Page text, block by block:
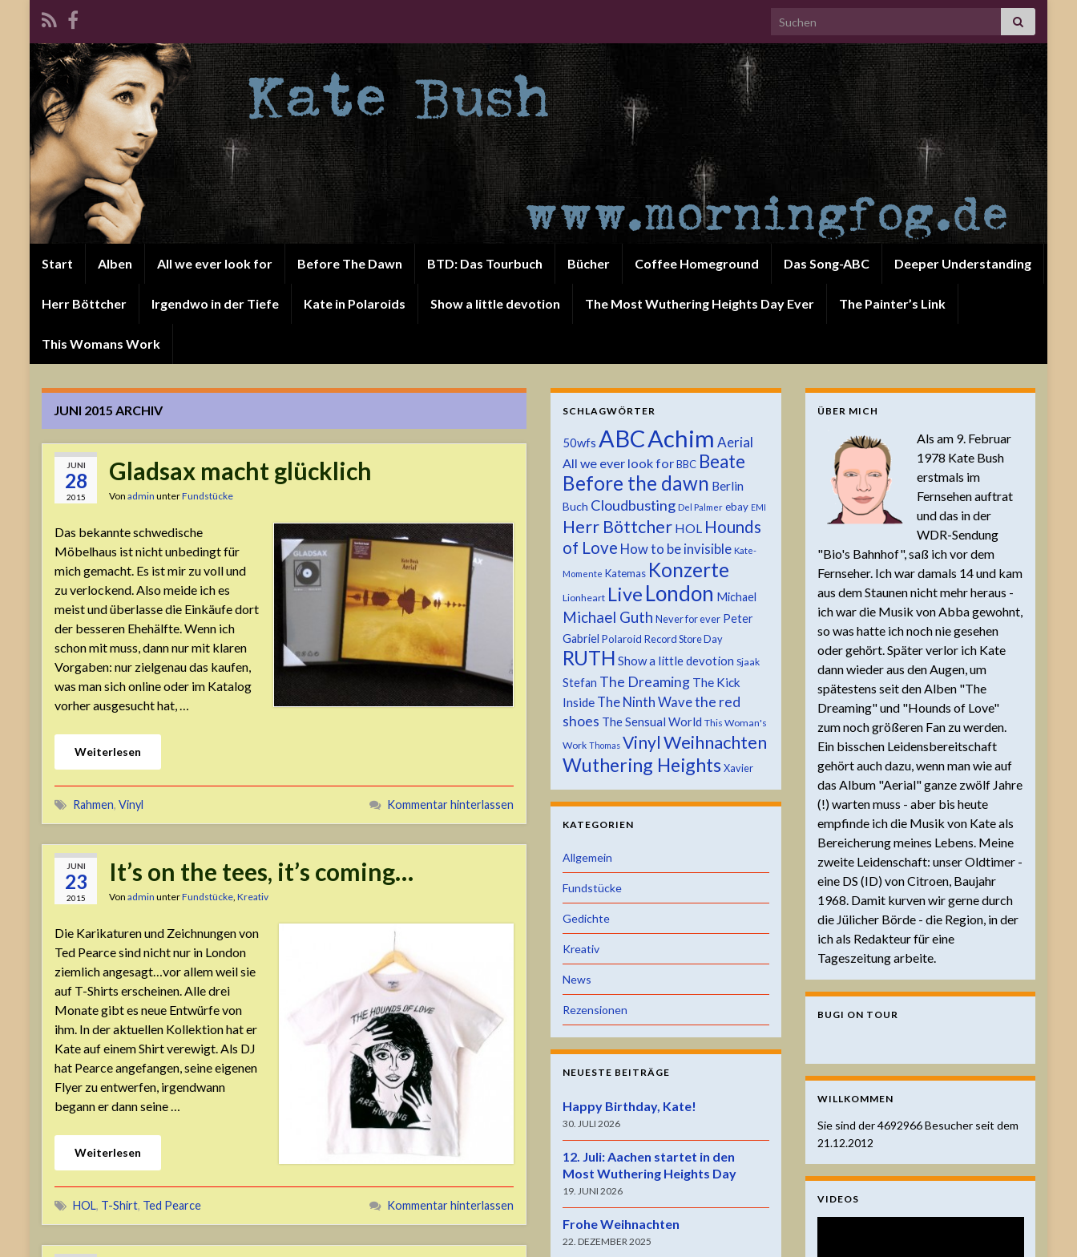
Search for:
Start Alben All we ever look for Before The Dawn BTD: Das Tourbuch Bücher Coffee Homeground Das Song-ABC Deeper Understanding
Herr Böttcher Irgendwo in der Tiefe Kate in Polaroids Show a little devotion The Most Wuthering Heights Day Ever The Painter’s Link
This Womans Work
JUNI 2015 ARCHIV
JUNI
28
2015
Gladsax macht glücklich
Von admin unterFundstücke
Das bekannte schwedische
Möbelhaus ist nicht unbedingt für
mich gemacht. Es ist mir zu voll und
zu verlockend. Also meide ich es
meist und überlasse die Einkäufe dort
der besseren Ehehälfte. Wenn ich
schon mit muss, dann nur mit klaren
Vorgaben: nur zielgenau das kaufen,
was man sich online oder im Katalog
vorher ausgesucht hat, …
Weiterlesen
Rahmen, Vinyl Kommentar hinterlassen
JUNI
23
2015
It’s on the tees, it’s coming…
Von admin unterFundstücke, Kreativ
Die Karikaturen und Zeichnungen von
Ted Pearce sind nicht nur in London
ziemlich angesagt…vor allem weil sie
auf T-Shirts erscheinen. Alle drei
Monate gibt es neue Entwürfe von
ihm. In der aktuellen Kollektion hat er
Kate auf einem Shirt verewigt. Als DJ
hat Pearce angefangen, seine eigenen
Flyer zu entwerfen, irgendwann
begann er dann seine …
Weiterlesen
HOL, T-Shirt, Ted Pearce Kommentar hinterlassen
SCHLAGWÖRTER
50wfs ABCAchim Aerial
All we ever look forBBC Beate
Before the dawn Berlin
Buch Cloudbusting Del Palmer ebay EMI
Herr Böttcher HOL Hounds
of Love How to be invisible Kate-
Momente Katemas Konzerte
Lionheart Live London Michael
Michael Guth Never for ever Peter
Gabriel Polaroid Record Store Day
RUTH Show a little devotion Sjaak
Stefan The Dreaming The Kick
Inside The Ninth Wavethe red
shoes The Sensual World This Woman's
Work Thomas VinylWeihnachten
Wuthering Heights Xavier
KATEGORIEN
Allgemein
Fundstücke
Gedichte
Kreativ
News
Rezensionen
NEUESTE BEITRÄGE
Happy Birthday, Kate!
30. JULI 2026
12. Juli: Aachen startet in den
Most Wuthering Heights Day
19. JUNI 2026
Frohe Weihnachten
22. DEZEMBER 2025
ÜBER MICH
Als am 9. Februar
1978 Kate Bush
erstmals im
Fernsehen auftrat
und das in der
WDR-Sendung
"Bio's Bahnhof", saß ich vor dem
Fernseher. Ich war damals 14 und kam
aus dem Staunen nicht mehr heraus -
ich war die Musik von Abba gewohnt,
so was hatte ich noch nie gesehen
oder gehört. Später verlor ich Kate
dann wieder aus den Augen, um
spätestens seit den Alben "The
Dreaming" und "Hounds of Love"
zum noch größeren Fan zu werden.
Ein bisschen Leidensbereitschaft
gehört auch dazu, wenn man wie auf
das Album "Aerial" ganze zwölf Jahre
(!) warten muss - aber bis heute
empfinde ich die Musik von Kate als
Bereicherung meines Lebens. Meine
zweite Leidenschaft: unser Oldtimer -
eine DS (ID) von Citroen, Baujahr
1968. Damit kurven wir gerne durch
die Jülicher Börde - die Region, in der
ich als Redakteur für eine
Tageszeitung arbeite.
BUGI ON TOUR
WILLKOMMEN
Sie sind der4692966Besucher seit dem
21.12.2012
VIDEOS